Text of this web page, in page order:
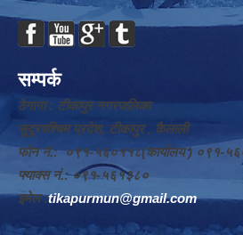
सम्पर्क
ठेगाना : टीकापुर नगरपालिका
सुदूरपश्चिम प्रदेश, टीकापुर , कैलाली
फोन नं.: ०९१-५६०११८(कार्यालय ) ०९१-
फ्याक्स नं.: ०९१-५६१३८०
इमेल :tikapurmun@gmail.com